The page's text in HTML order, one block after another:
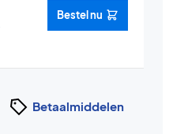
Bestel nu
Betaalmiddelen